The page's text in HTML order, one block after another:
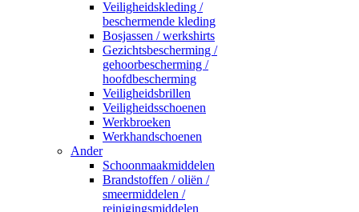
Veiligheidskleding /
beschermende kleding
Bosjassen / werkshirts
Gezichtsbescherming /
gehoorbescherming /
hoofdbescherming
Veiligheidsbrillen
Veiligheidsschoenen
Werkbroeken
Werkhandschoenen
Ander
Schoonmaakmiddelen
Brandstoffen / oliën /
smeermiddelen /
reinigingsmiddelen